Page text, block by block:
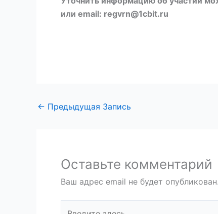
или email: regvrn@1cbit.ru
← Предыдущая Запись
Оставьте комментарий
Ваш адрес email не будет опубликован.